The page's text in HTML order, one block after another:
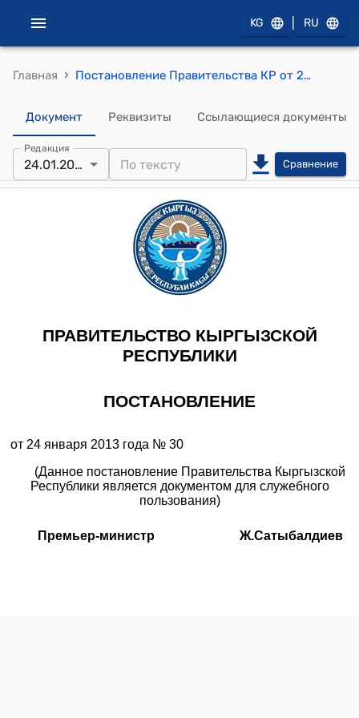
KG RU
Главная › Постановление Правительства КР от 24 января 2013 года № 30 (Данное постановление Правительства Кыргызской Республики является документом для служебного пользования)
Документ Реквизиты Ссылающиеся документы
Редакция
24.01.2013 Сравнение